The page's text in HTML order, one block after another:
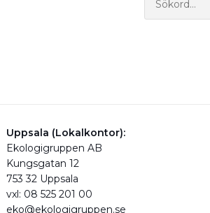
Uppsala (Lokalkontor):
Ekologigruppen AB
Kungsgatan 12
753 32 Uppsala
vxl: 08 525 201 00
eko@ekologigruppen.se